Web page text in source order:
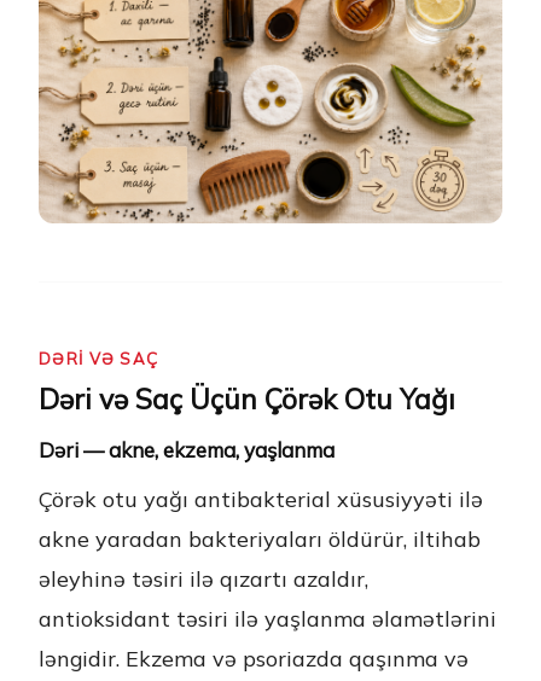
DƏRI VƏ SAÇ
Dəri və Saç Üçün Çörək Otu Yağı
Dəri — akne, ekzema, yaşlanma
Çörək otu yağı antibakterial xüsusiyyəti ilə
akne yaradan bakteriyaları öldürür, iltihab
əleyhinə təsiri ilə qızartı azaldır,
antioksidant təsiri ilə yaşlanma əlamətlərini
ləngidir. Ekzema və psoriazda qaşınma və